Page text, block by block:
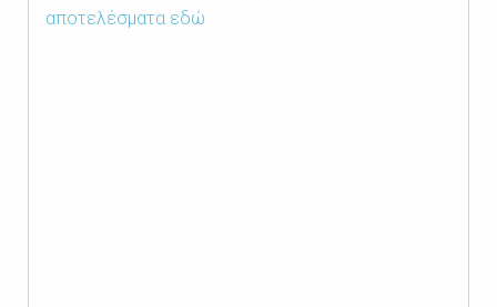
αποτελέσματα εδώ